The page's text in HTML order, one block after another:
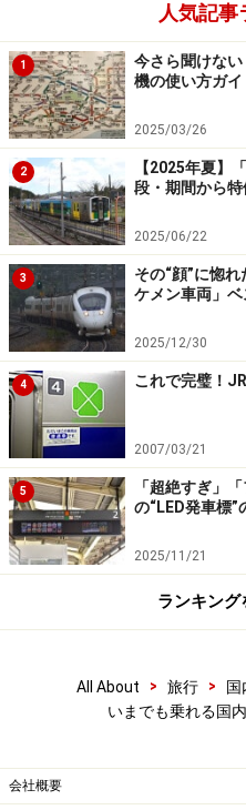
専用の展望室がある「SLば
新潟行きの場合、最後尾は「
上下列車とも津川駅で給
車するほか、会津若松行
は、野沢で10分停車する。
松を発車するため、秋が
ードが味わえる。闇夜に響
タルジックな雰囲気である。
夕景の中を新潟へ向かう「SL
※記事内容は執筆時点のもので
い。
1
人気記事
1
今さら聞けな
機の使い方ガイ
2025/03/26
2
【2025年夏】
段・期間から
2025/06/22
3
その“顔”に惚
ケメン車両」ベ
2025/12/30
4 これで完璧！
2007/03/21
5
「超絶すぎ」
の“LED発車標”
2025/11/21
ランキング
All About > 旅行 > 国
いまでも乗れる国
会社概要